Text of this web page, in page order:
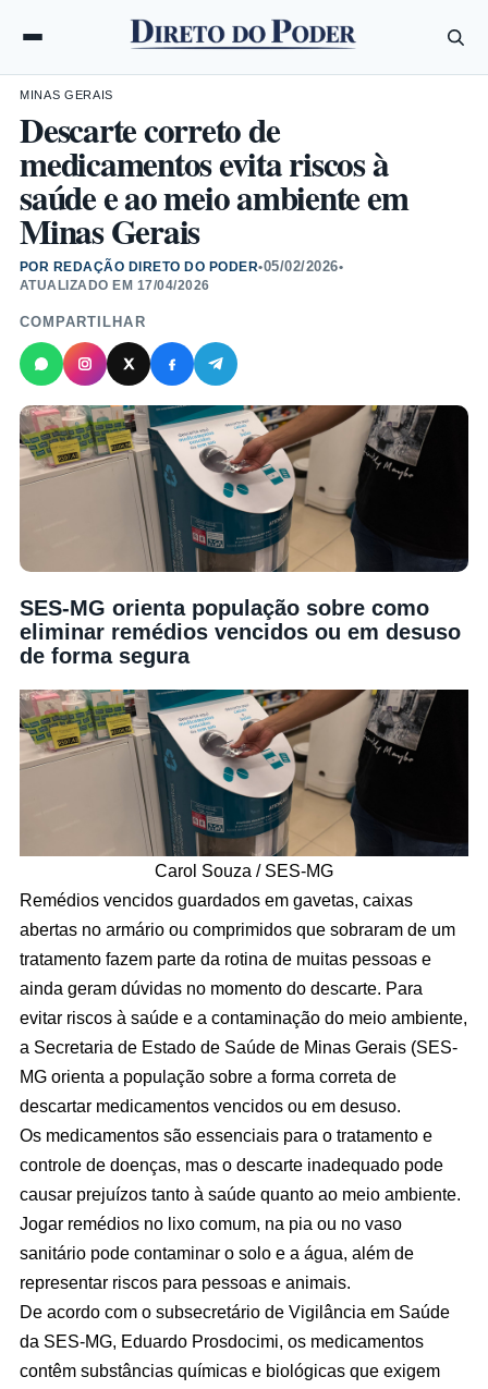
MINAS GERAIS
Descarte correto de
medicamentos evita riscos à
saúde e ao meio ambiente em
Minas Gerais
POR REDAÇÃO DIRETO DO PODER•05/02/2026•
ATUALIZADO EM 17/04/2026
COMPARTILHAR
SES-MG orienta população sobre como
eliminar remédios vencidos ou em desuso
de forma segura
Carol Souza / SES-MG
Remédios vencidos guardados em gavetas, caixas
abertas no armário ou comprimidos que sobraram de um
tratamento fazem parte da rotina de muitas pessoas e
ainda geram dúvidas no momento do descarte. Para
evitar riscos à saúde e a contaminação do meio ambiente,
a Secretaria de Estado de Saúde de Minas Gerais (SES-
MG orienta a população sobre a forma correta de
descartar medicamentos vencidos ou em desuso.
Os medicamentos são essenciais para o tratamento e
controle de doenças, mas o descarte inadequado pode
causar prejuízos tanto à saúde quanto ao meio ambiente.
Jogar remédios no lixo comum, na pia ou no vaso
sanitário pode contaminar o solo e a água, além de
representar riscos para pessoas e animais.
De acordo com o subsecretário de Vigilância em Saúde
da SES-MG, Eduardo Prosdocimi, os medicamentos
contêm substâncias químicas e biológicas que exigem